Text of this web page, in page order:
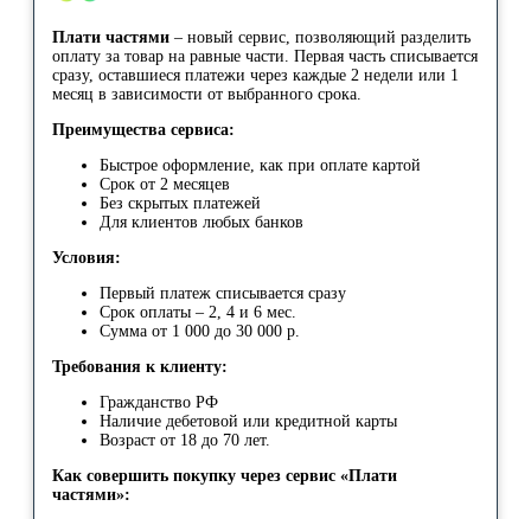
Плати частями – новый сервис, позволяющий разделить
оплату за товар на равные части. Первая часть списывается
сразу, оставшиеся платежи через каждые 2 недели или 1
месяц в зависимости от выбранного срока.
Преимущества сервиса:
Быстрое оформление, как при оплате картой
Срок от 2 месяцев
Без скрытых платежей
Для клиентов любых банков
Условия:
Первый платеж списывается сразу
Срок оплаты – 2, 4 и 6 мес.
Сумма от 1 000 до 30 000 р.
Требования к клиенту:
Гражданство РФ
Наличие дебетовой или кредитной карты
Возраст от 18 до 70 лет.
Как совершить покупку через сервис «Плати
частями»: